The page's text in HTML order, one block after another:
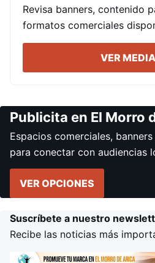
Revisa banners, contenido
formatos comerciales
VER
Publicita en El Morro
Espacios comerciales,
para conectar con audiencias
VER OPCIONES
Suscríbete a nuestro
Recibe las noticias más